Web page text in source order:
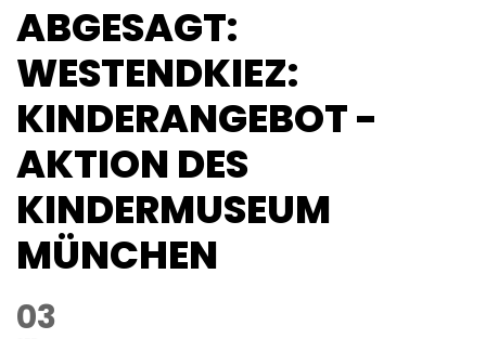
ABGESAGT:
WESTENDKIEZ:
KINDERANGEBOT -
AKTION DES
KINDERMUSEUM
MÜNCHEN
03